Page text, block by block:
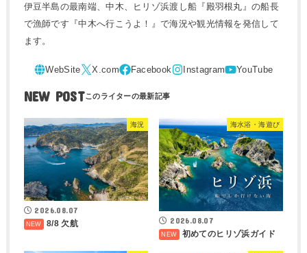
伊豆半島の最南端、中木、ヒリゾ浜渡し船『殿羽根丸』の船長
で漁師です『中木へ行こうよ！』で海況や観光情報を発信して
ます。
NEW POST
海況
2026.08.07
8/8 欠航
海水浴・海遊び
2026.08.07
初めてのヒリゾ浜ガイド